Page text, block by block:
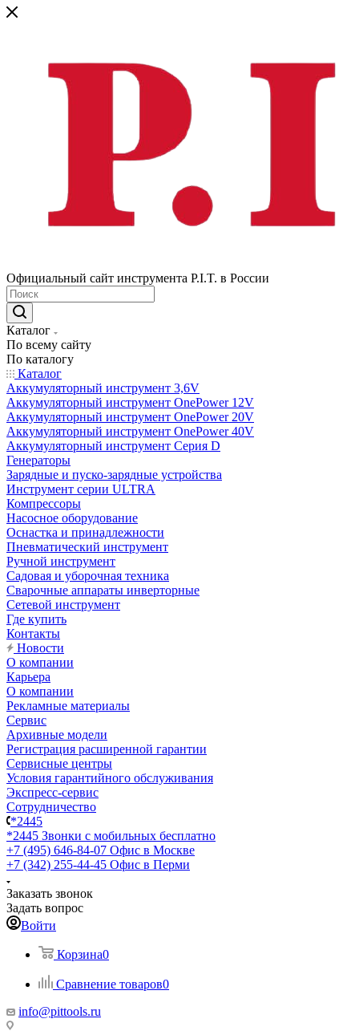
Официальный сайт инструмента P.I.T. в России
Каталог
По всему сайту
По каталогу
Каталог
Аккумуляторный инструмент 3,6V
Аккумуляторный инструмент OnePower 12V
Аккумуляторный инструмент OnePower 20V
Аккумуляторный инструмент OnePower 40V
Аккумуляторный инструмент Серия D
Генераторы
Зарядные и пуско-зарядные устройства
Инструмент серии ULTRA
Компрессоры
Насосное оборудование
Оснастка и принадлежности
Пневматический инструмент
Ручной инструмент
Садовая и уборочная техника
Сварочные аппараты инверторные
Сетевой инструмент
Где купить
Контакты
Новости
О компании
Карьера
О компании
Рекламные материалы
Сервис
Архивные модели
Регистрация расширенной гарантии
Сервисные центры
Условия гарантийного обслуживания
Экспресс-сервис
Сотрудничество
*2445
*2445 Звонки с мобильных бесплатно
+7 (495) 646-84-07 Офис в Москве
+7 (342) 255-44-45 Офис в Перми
Заказать звонок
Задать вопрос
Войти
Корзина0
Сравнение товаров0
info@pittools.ru